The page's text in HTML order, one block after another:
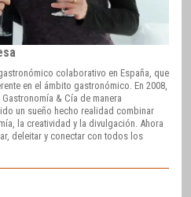
colaborativo en España, que
en el ámbito gastronómico. En 2008,
& Cía de manera
un sueño hecho realidad combinar
la creatividad y la divulgación. Ahora
deleitar y conectar con todos los